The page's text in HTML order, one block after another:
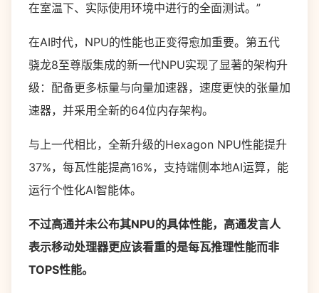
在室温下、实际使用环境中进行的全面测试。”
在AI时代，NPU的性能也正变得愈加重要。第五代
骁龙8至尊版集成的新一代NPU实现了显著的架构升
级：配备更多标量与向量加速器，速度更快的张量加
速器，并采用全新的64位内存架构。
与上一代相比，全新升级的Hexagon NPU性能提升
37%，每瓦性能提高16%，支持端侧本地AI运算，能
运行个性化AI智能体。
不过高通并未公布其NPU的具体性能，高通发言人
表示移动处理器更应该看重的是每瓦推理性能而非
TOPS性能。